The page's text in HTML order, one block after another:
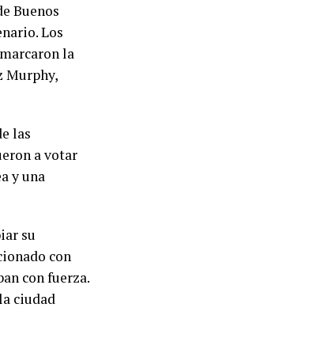
Buenos
Los
la
Murphy,
las
a votar
y una
su
con
con fuerza.
ciudad